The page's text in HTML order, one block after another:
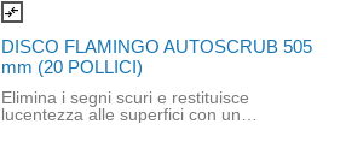
compare_arrows
DISCO FLAMINGO AUTOSCRUB 505
mm (20 POLLICI)
Elimina i segni scuri e restituisce
lucentezza alle superfici con un